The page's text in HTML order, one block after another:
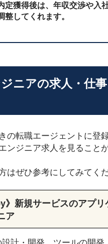
定獲得後は、年収交渉や入
整してくれます。
ニアの求人・仕
の転職エージェントに登録
ンジニア求人を見ること
はぜひ参考にしてみてく
》新規サービスのアプリ
ア